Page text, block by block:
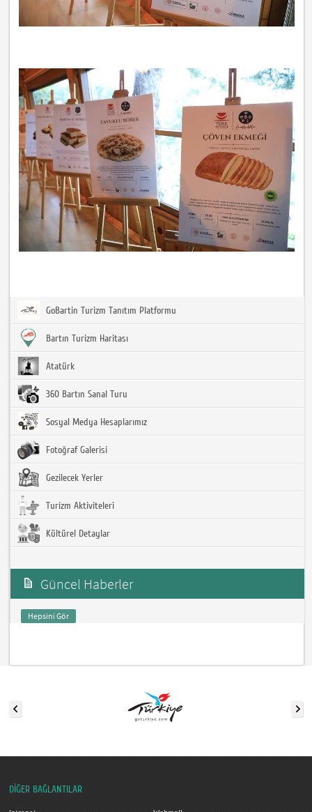
GoBartin Turizm Tanıtım Platformu
Bartın Turizm Haritası
Atatürk
360 Bartın Sanal Turu
Sosyal Medya Hesaplarımız
Fotoğraf Galerisi
Gezilecek Yerler
Turizm Aktiviteleri
Kültürel Detaylar
Güncel Haberler
Hepsini Gör
DİĞER BAĞLANTILAR